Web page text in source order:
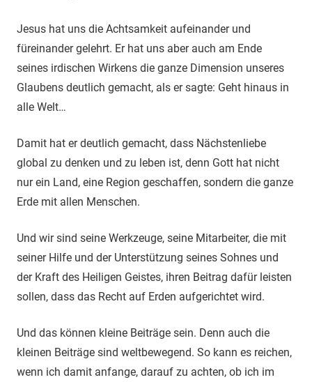
Jesus hat uns die Achtsamkeit aufeinander und
füreinander gelehrt. Er hat uns aber auch am Ende
seines irdischen Wirkens die ganze Dimension unseres
Glaubens deutlich gemacht, als er sagte: Geht hinaus in
alle Welt…
Damit hat er deutlich gemacht, dass Nächstenliebe
global zu denken und zu leben ist, denn Gott hat nicht
nur ein Land, eine Region geschaffen, sondern die ganze
Erde mit allen Menschen.
Und wir sind seine Werkzeuge, seine Mitarbeiter, die mit
seiner Hilfe und der Unterstützung seines Sohnes und
der Kraft des Heiligen Geistes, ihren Beitrag dafür leisten
sollen, dass das Recht auf Erden aufgerichtet wird.
Und das können kleine Beiträge sein. Denn auch die
kleinen Beiträge sind weltbewegend. So kann es reichen,
wenn ich damit anfange, darauf zu achten, ob ich im